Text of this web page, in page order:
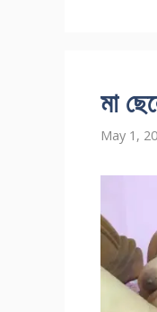
মা
May 1,